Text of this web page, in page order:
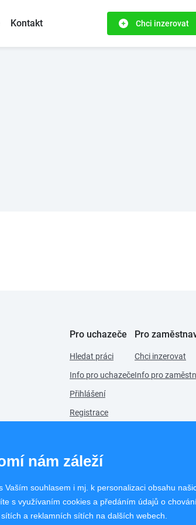
Kontakt Chci inzerovat
Pro uchazeče
Hledat práci
Info pro uchazeče
Přihlášení
Registrace
Pro
Chci inzerovat
Info pro
nám záleží
souhlasem i mj. k personalizaci obsahu
s využívaním cookies a předáním údajů o
a reklamních sítích na dalších webech.